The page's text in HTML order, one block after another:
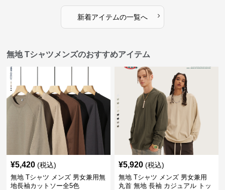
新着アイテムの一覧へ ›
無地 Tシャツメンズのおすすめアイテム
¥5,420 (税込)
無地 Tシャツ メンズ 男女兼用無
地長袖カットソー全5色
¥5,920 (税込)
無地 Tシャツ メンズ 男女兼用
丸首 無地 長袖 カジュアル トッ